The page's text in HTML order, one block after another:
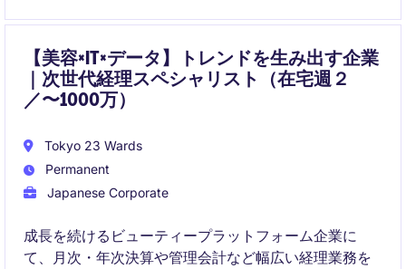
きます。
【美容×IT×データ】トレンドを生み出す企業
｜次世代経理スペシャリスト（在宅週２
／〜1000万）
Tokyo 23 Wards
Permanent
Japanese Corporate
成長を続けるビューティープラットフォーム企業に
て、月次・年次決算や管理会計など幅広い経理業務を